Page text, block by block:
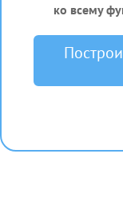
ко всему